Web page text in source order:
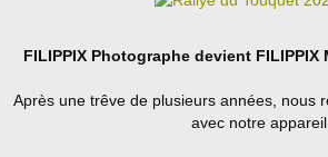
FILIPPIX Photographe devient FILIPPIX
Après une trêve de plusieurs années, nous
avec notre